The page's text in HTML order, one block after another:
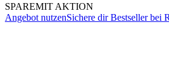
SPAREMIT AKTION
Angebot nutzenSichere dir Bestseller bei